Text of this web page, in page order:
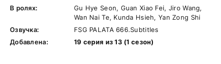
В ролях:
Gu Hye Seon, Guan Xiao Fei, Jiro Wang,
Wan Nai Te, Kunda Hsieh, Yan Zong Shi
Озвучка:
FSG PALATA 666.Subtitles
Добавлена:
19 серия из 13 (1 сезон)